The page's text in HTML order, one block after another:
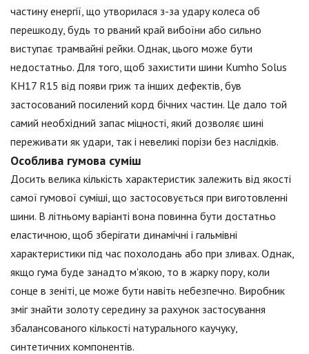
частину енергії, що утворилася з-за удару колеса об
перешкоду, будь то рваний край вибоїни або сильно
виступає трамвайні рейки. Однак, цього може бути
недостатньо. Для того, щоб захистити шини Kumho Solus
KH17 R15 від появи гриж та інших дефектів, був
застосований посилений корд бічних частин. Це дало той
самий необхідний запас міцності, який дозволяє шині
переживати як удари, так і невеликі порізи без наслідків.
Особлива гумова суміш
Досить велика кількість характеристик залежить від якості
самої гумової суміші, що застосовується при виготовленні
шини. В літньому варіанті вона повинна бути достатньо
еластичною, щоб зберігати динамічні і гальмівні
характеристики під час похолодань або при зливах. Однак,
якщо гума буде занадто м'якою, то в жарку пору, коли
сонце в зеніті, це може бути навіть небезпечно. Виробник
зміг знайти золоту середину за рахунок застосування
збалансованого кількості натурального каучуку,
синтетичних компонентів.